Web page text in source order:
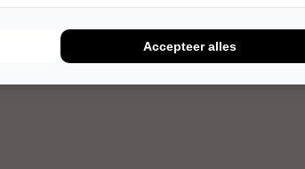
Accepteer alles